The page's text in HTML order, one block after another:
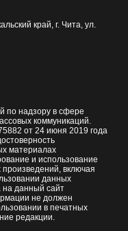
край, г. Чита, ул.
по надзору в сфере
коммуникаций.
от 24 июня 2019 года
материалах
и использование
включая
данных
на данный сайт
не должен
в печатных
редакции.